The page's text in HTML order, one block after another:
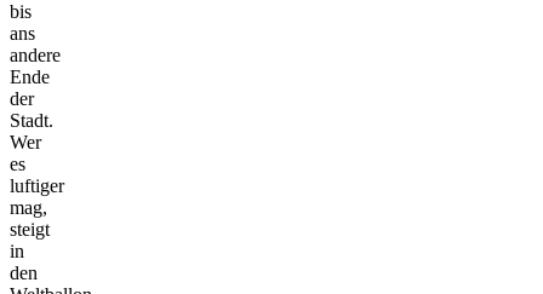
bis
ans
andere
Ende
der
Stadt.
Wer
es
luftiger
mag,
steigt
in
den